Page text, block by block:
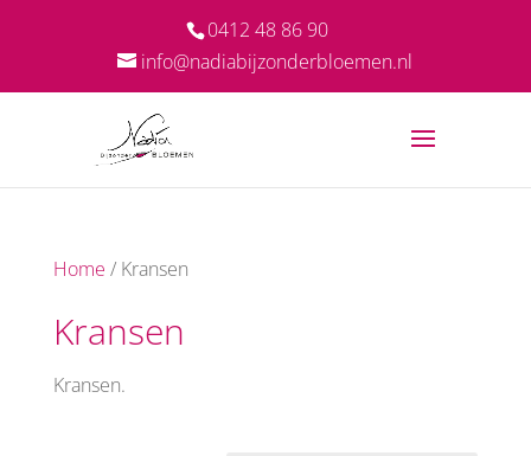
0412 48 86 90
info@nadiabijzonderbloemen.nl
Home / Kransen
Kransen
Kransen.